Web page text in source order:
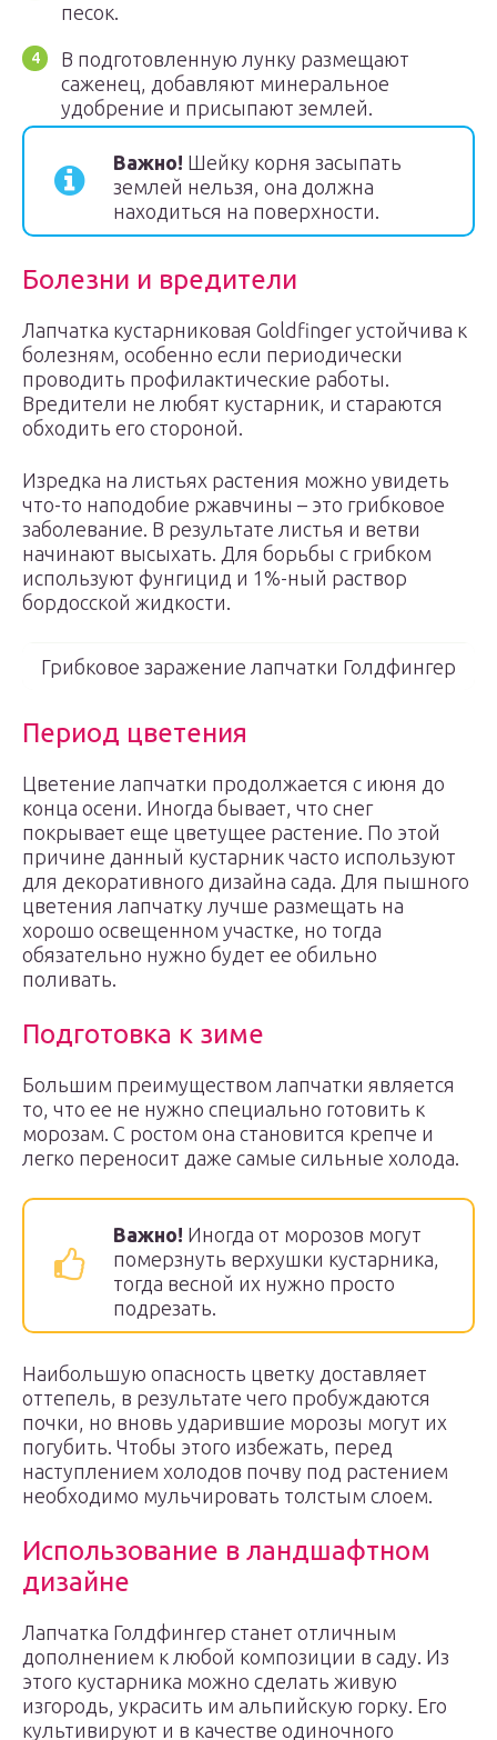
песок.
В подготовленную лунку размещают
саженец, добавляют минеральное
удобрение и присыпают землей.
Важно! Шейку корня засыпать
землей нельзя, она должна
находиться на поверхности.
Болезни и вредители
Лапчатка кустарниковая Goldfinger устойчива к
болезням, особенно если периодически
проводить профилактические работы.
Вредители не любят кустарник, и стараются
обходить его стороной.
Изредка на листьях растения можно увидеть
что-то наподобие ржавчины – это грибковое
заболевание. В результате листья и ветви
начинают высыхать. Для борьбы с грибком
используют фунгицид и 1%-ный раствор
бордосской жидкости.
Грибковое заражение лапчатки Голдфингер
Период цветения
Цветение лапчатки продолжается с июня до
конца осени. Иногда бывает, что снег
покрывает еще цветущее растение. По этой
причине данный кустарник часто используют
для декоративного дизайна сада. Для пышного
цветения лапчатку лучше размещать на
хорошо освещенном участке, но тогда
обязательно нужно будет ее обильно
поливать.
Подготовка к зиме
Большим преимуществом лапчатки является
то, что ее не нужно специально готовить к
морозам. С ростом она становится крепче и
легко переносит даже самые сильные холода.
Важно! Иногда от морозов могут
померзнуть верхушки кустарника,
тогда весной их нужно просто
подрезать.
Наибольшую опасность цветку доставляет
оттепель, в результате чего пробуждаются
почки, но вновь ударившие морозы могут их
погубить. Чтобы этого избежать, перед
наступлением холодов почву под растением
необходимо мульчировать толстым слоем.
Использование в ландшафтном
дизайне
Лапчатка Голдфингер станет отличным
дополнением к любой композиции в саду. Из
этого кустарника можно сделать живую
изгородь, украсить им альпийскую горку. Его
культивируют и в качестве одиночного